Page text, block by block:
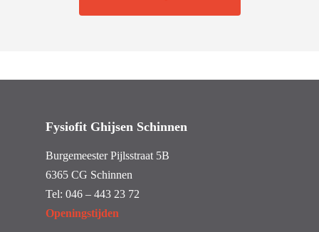
Fysiofit Ghijsen Schinnen
Burgemeester Pijlsstraat 5B
6365 CG Schinnen
Tel: 046 – 443 23 72
Openingstijden